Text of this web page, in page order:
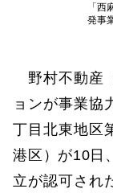
「
発事
野村不動産
ョンが事業協
丁目北東地区
港区）が10日
立が認可され